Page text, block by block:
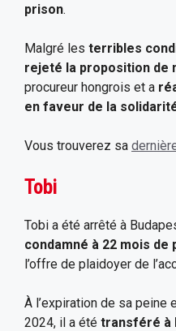
prison.
Malgré les terribles
rejeté la proposition de
procureur hongrois et a
en faveur de la
Vous trouverez sa
Tobi
Tobi a été arrêté à
condamné à 22 mois de
l’offre de plaidoyer de
À l’expiration de sa peine
2024, il a été transféré à